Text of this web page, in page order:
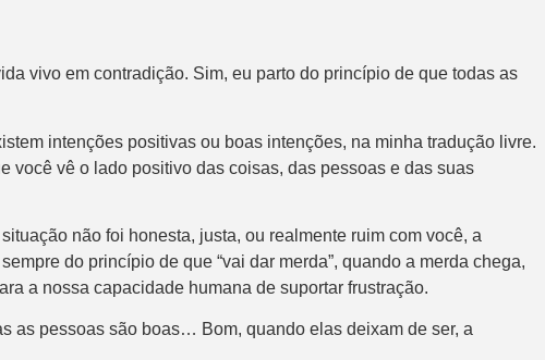
vivo em contradição. Sim, eu parto do princípio de que todas as
intenções positivas ou boas intenções, na minha tradução livre.
você vê o lado positivo das coisas, das pessoas e das suas
não foi honesta, justa, ou realmente ruim com você, a
do princípio de que “vai dar merda”, quando a merda chega,
a nossa capacidade humana de suportar frustração.
as pessoas são boas… Bom, quando elas deixam de ser, a